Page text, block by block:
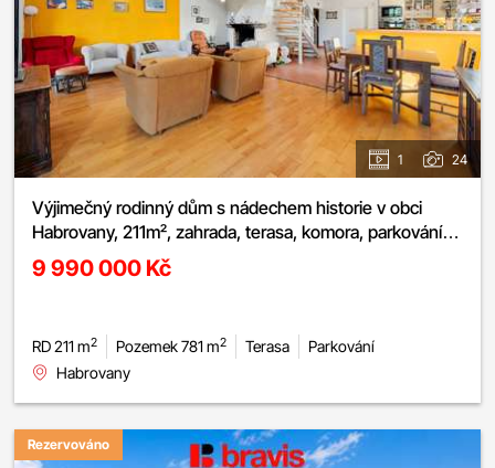
1 24
Výjimečný rodinný dům s nádechem historie v obci
Habrovany, 211m², zahrada, terasa, komora, parkování
pro 4 auta, absolutní soukromí
9 990 000 Kč
RD 211 m2 Pozemek 781 m2 Terasa
Parkování
Habrovany
Rezervováno